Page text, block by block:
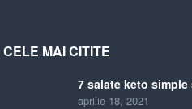
CELE MAI CITITE
7 salate keto
aprilie 18, 2021